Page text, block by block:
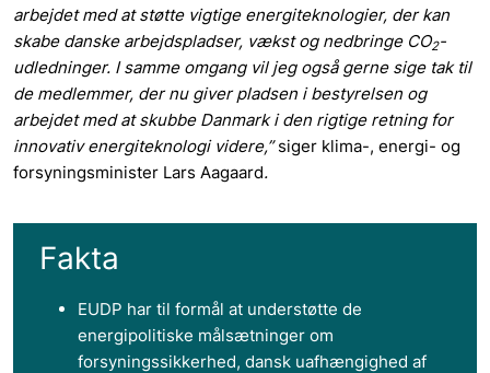
arbejdet med at støtte vigtige energiteknologier, der kan
skabe danske arbejdspladser, vækst og nedbringe CO2-
udledninger. I samme omgang vil jeg også gerne sige tak til
de medlemmer, der nu giver pladsen i bestyrelsen og
arbejdet med at skubbe Danmark i den rigtige retning for
innovativ energiteknologi videre,”siger klima-, energi- og
forsyningsminister Lars Aagaard.
Fakta
EUDP har til formål at understøtte de
energipolitiske målsætninger om
forsyningssikkerhed, dansk uafhængighed af